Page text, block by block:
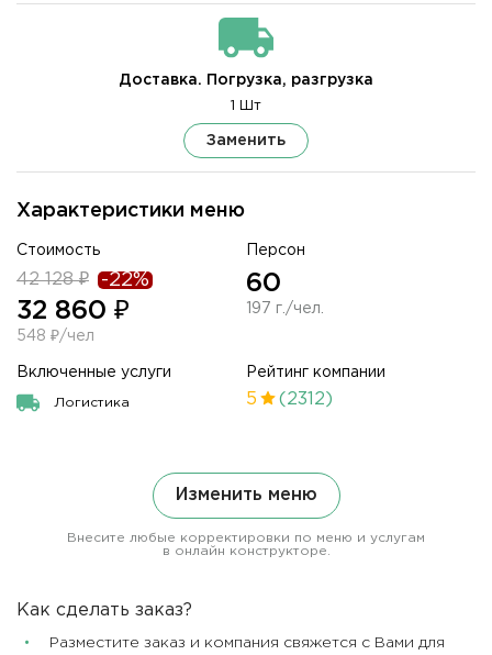
Характеристики меню
Стоимость
42 128 ₽ -22%
32 860 ₽
548 ₽/чел
Персон
60
197 г./чел.
Включенные услуги
Логистика
Рейтинг компании
5 (2312)
Изменить меню
Внесите любые корректировки по меню и услугам
в онлайн конструкторе.
Доставка. Погрузка, разгрузка
1 Шт
Заменить
Как сделать заказ?
Разместите заказ и компания свяжется с Вами для